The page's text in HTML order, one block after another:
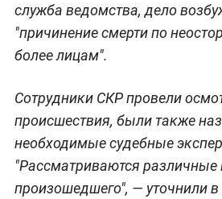
служба ведомства, дело
"причинение смерти по
более лицам".
Сотрудники СКР провели
происшествия, были также
необходимые судебные
"Рассматриваются различные
произошедшего", — уточнили в